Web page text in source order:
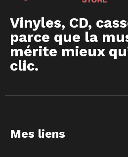
Vinyles, CD,
parce que la
mérite mieux
clic.
Mes liens